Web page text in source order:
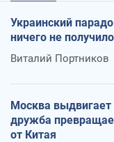
Украинский
ничего не
Виталий Портников
Москва выдвигает
дружба
от Китая